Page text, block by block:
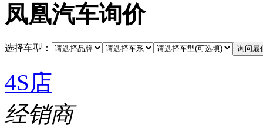
凤凰汽车询价
选择车型：
4S店
经销商